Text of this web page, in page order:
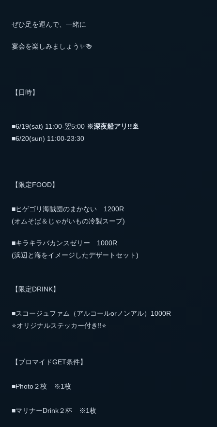
ぜひ足を運んで、一緒に
宴会を楽しみましょう✨🍻
【日時】
■6/19(sat) 11:00-翌5:00 ※深夜船アリ!!🚢
■6/20(sun) 11:00-23:30
【限定FOOD】
■ヒゲゴリ海賊団のまかない 1200R
(オムそば＆じゃがいもの冷製スープ)
■キラキラバカンスゼリー 1000R
(浜辺と海をイメージしたデザートセット)
【限定DRINK】
■スコージュファム（アルコールorノンアル）1000R
⭐️オリジナルステッカー付き!!⭐️
【ブロマイドGET条件】
■Photo２枚 ※1枚
■マリナーDrink２杯 ※1枚